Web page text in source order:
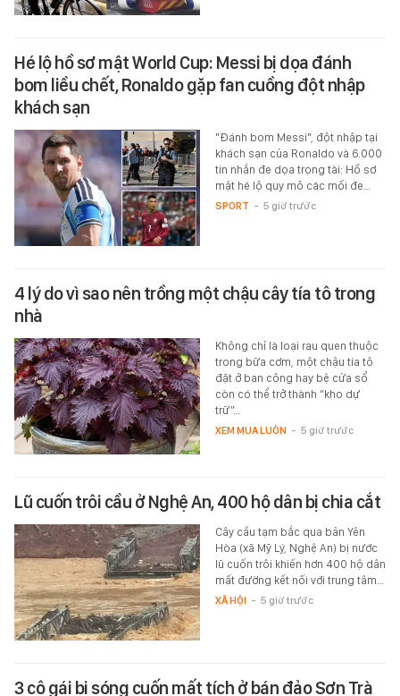
Hé lộ hồ sơ mật World Cup: Messi bị dọa đánh
bom liều chết, Ronaldo gặp fan cuồng đột nhập
khách sạn
"Đánh bom Messi", đột nhập tại
khách sạn của Ronaldo và 6.000
tin nhắn đe dọa trọng tài: Hồ sơ
mật hé lộ quy mô các mối đe…
SPORT - 5 giờ trước
4 lý do vì sao nên trồng một chậu cây tía tô trong
nhà
Không chỉ là loại rau quen thuộc
trong bữa cơm, một chậu tía tô
đặt ở ban công hay bệ cửa sổ
còn có thể trở thành “kho dự
trữ”…
XEM MUA LUÔN - 5 giờ trước
Lũ cuốn trôi cầu ở Nghệ An, 400 hộ dân bị chia cắt
Cây cầu tạm bắc qua bản Yên
Hòa (xã Mỹ Lý, Nghệ An) bị nước
lũ cuốn trôi khiến hơn 400 hộ dân
mất đường kết nối với trung tâm…
XÃ HỘI - 5 giờ trước
3 cô gái bị sóng cuốn mất tích ở bán đảo Sơn Trà